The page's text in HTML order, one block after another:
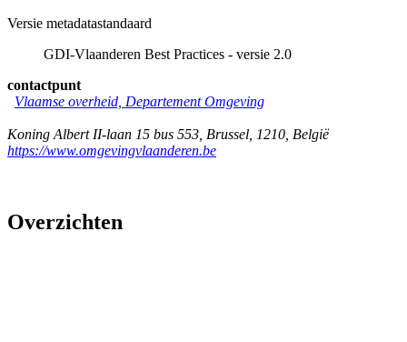
Versie metadatastandaard
GDI-Vlaanderen Best Practices - versie 2.0
contactpunt
Vlaamse overheid, Departement Omgeving
Koning Albert II-laan 15 bus 553 Brussel 1210 België
https://www.omgevingvlaanderen.be
Overzichten